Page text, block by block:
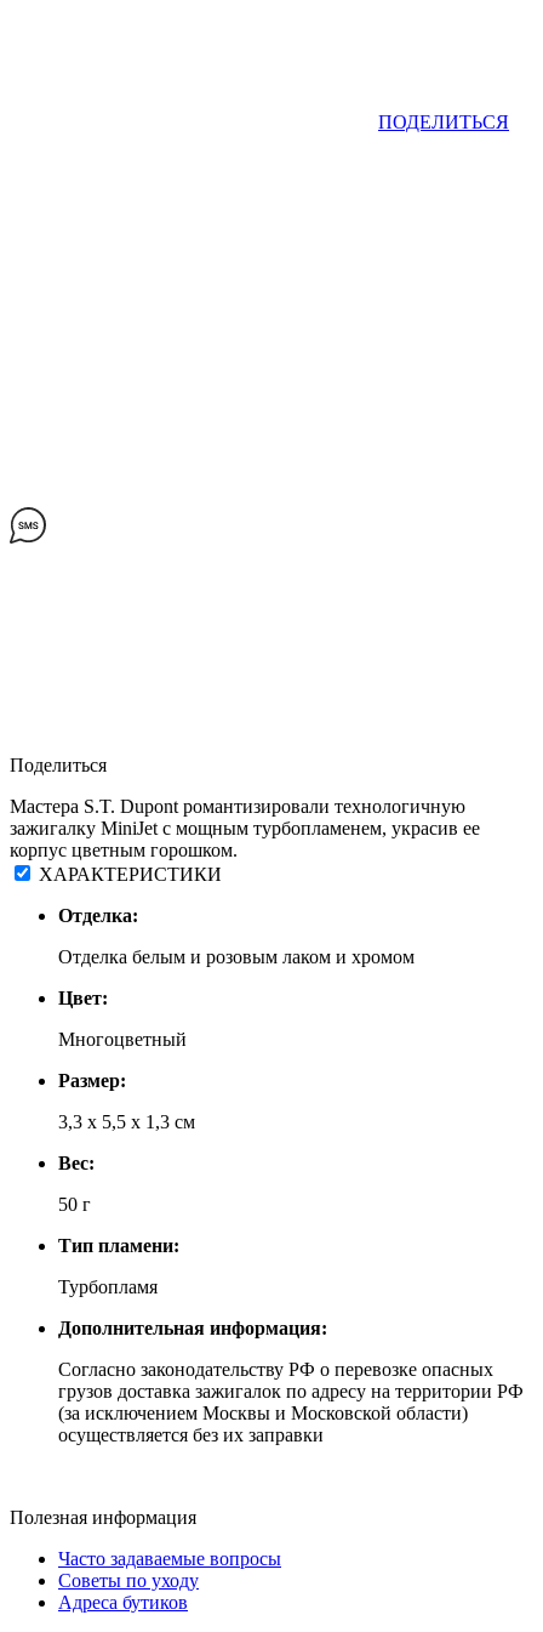
ПОДЕЛИТЬСЯ
Поделиться
Мастера S.T. Dupont романтизировали технологичную
зажигалку MiniJet с мощным турбопламенем, украсив ее
корпус цветным горошком.
ХАРАКТЕРИСТИКИ
Отделка:
Отделка белым и розовым лаком и хромом
Цвет:
Многоцветный
Размер:
3,3 x 5,5 x 1,3 см
Вес:
50 г
Тип пламени:
Турбопламя
Дополнительная информация:
Согласно законодательству РФ о перевозке опасных
грузов доставка зажигалок по адресу на территории РФ
(за исключением Москвы и Московской области)
осуществляется без их заправки
Полезная информация
Часто задаваемые вопросы
Советы по уходу
Адреса бутиков